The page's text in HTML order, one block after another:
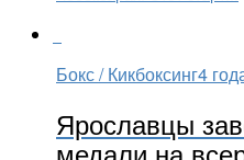
Бокс / Кикбоксинг4
Ярославцы